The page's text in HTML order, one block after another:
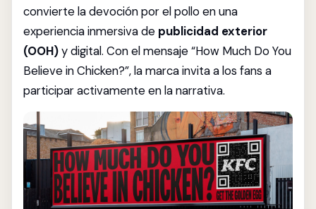
convierte la devoción por el pollo en una
experiencia inmersiva de publicidad exterior
(OOH)y digital. Con el mensaje “How Much Do You
Believe in Chicken?”, la marca invita a los fans a
participar activamente en la narrativa.